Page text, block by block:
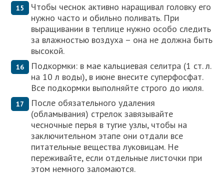
Чтобы чеснок активно наращивал головку его
нужно часто и обильно поливать. При
выращивании в теплице нужно особо следить
за влажностью воздуха – она не должна быть
высокой.
Подкормки: в мае кальциевая селитра (1 ст. л.
на 10 л воды), в июне внесите суперфосфат.
Все подкормки выполняйте строго до июля.
После обязательного удаления
(обламывания) стрелок завязывайте
чесночные перья в тугие узлы, чтобы на
заключительном этапе они отдали все
питательные вещества луковицам. Не
переживайте, если отдельные листочки при
этом немного заломаются.